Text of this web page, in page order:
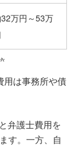
万円～53万
用は事務所や債
弁護士費用を
す。一方、自